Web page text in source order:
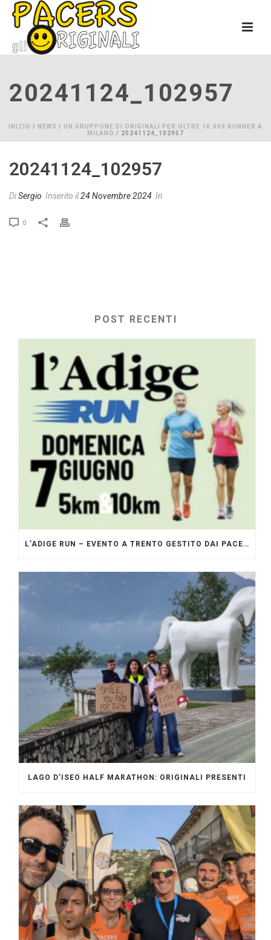
20241124_102957
INIZIO / NEWS / UN GRUPPONE DI ORIGINALI PER OLTRE 10.000 RUNNER A
MILANO / 20241124_102957
20241124_102957
DiSergio Inserito il24 Novembre 2024 In
0
POST RECENTI
L’ADIGE RUN – EVENTO A TRENTO GESTITO DAI PACERS GLI ORIGINALI
LAGO D’ISEO HALF MARATHON: ORIGINALI PRESENTI